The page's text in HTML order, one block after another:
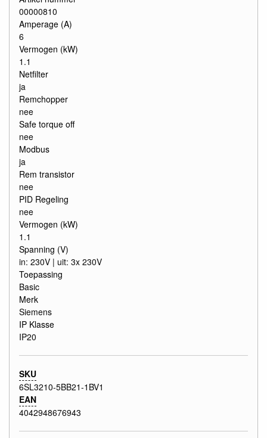
00000810
Amperage (A)
6
Vermogen (kW)
1.1
Netfilter
ja
Remchopper
nee
Safe torque off
nee
Modbus
ja
Rem transistor
nee
PID Regeling
nee
Vermogen (kW)
1.1
Spanning (V)
in: 230V | uit: 3x 230V
Toepassing
Basic
Merk
Siemens
IP Klasse
IP20
SKU
6SL3210-5BB21-1BV1
EAN
4042948676943